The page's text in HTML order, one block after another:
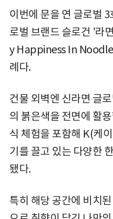
이번에 문을 연 글로벌
로벌 브랜드 슬로건 '라
y Happiness In
례다.
건물 외벽엔 신라면 글
의 붉은색을 전면에 활
식 체험을 포함해 K(케
기를 끌고 있는 다양한
됐다.
특히 해당 공간에 비치